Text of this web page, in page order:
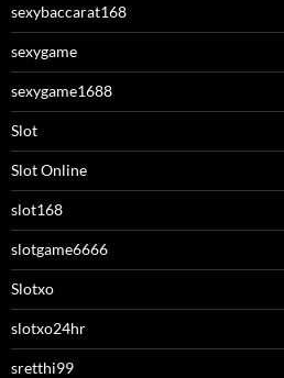
sexybaccarat168
sexygame
sexygame1688
Slot
Slot Online
slot168
slotgame6666
Slotxo
slotxo24hr
sretthi99